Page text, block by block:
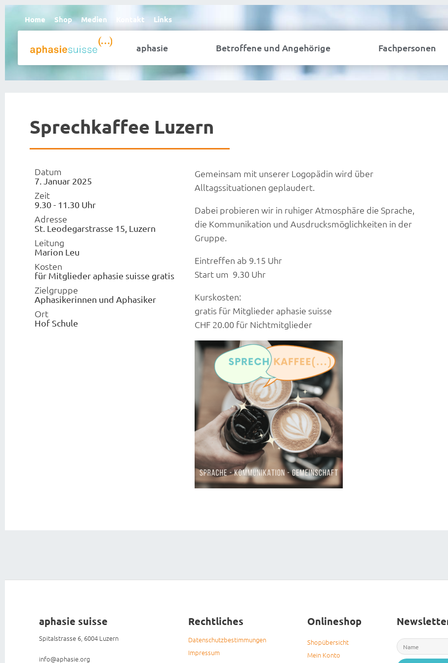
Home Shop Medien Kontakt Links
aphasie Betroffene und Angehörige Fachpersonen
Sprechkaffee Luzern
Datum
7. Januar 2025
Zeit
9.30 - 11.30 Uhr
Adresse
St. Leodegarstrasse 15, Luzern
Leitung
Marion Leu
Kosten
für Mitglieder aphasie suisse gratis
Zielgruppe
Aphasikerinnen und Aphasiker
Ort
Hof Schule
Gemeinsam mit unserer Logopädin wird über
Alltagssituationen geplaudert.
Dabei probieren wir in ruhiger Atmosphäre die Sprache,
die Kommunikation und Ausdrucksmöglichkeiten in der
Gruppe.
Eintreffen ab 9.15 Uhr
Start um 9.30 Uhr
Kurskosten:
gratis für Mitglieder aphasie suisse
CHF 20.00 für Nichtmitglieder
aphasie suisse
Spitalstrasse 6, 6004 Luzern
info@aphasie.org
Rechtliches
Datenschutzbestimmungen
Impressum
Onlineshop
Shopübersicht
Mein Konto